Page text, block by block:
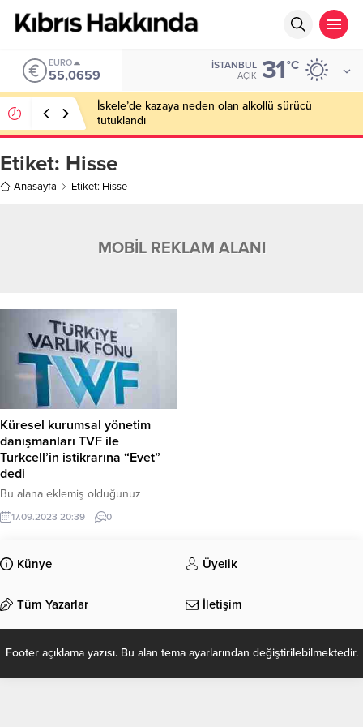
EURO
55,0659
İSTANBUL
AÇIK 31°C
İskele’de kazaya neden olan alkollü sürücü
tutuklandı
Etiket: Hisse
Anasayfa Etiket: Hisse
MOBİL REKLAM ALANI
Küresel kurumsal yönetim
danışmanları TVF ile
Turkcell’in istikrarına “Evet”
dedi
Bu alana eklemiş olduğunuz
haberle ilgili kısa bir özet bilgisi
ekleyebilirsiniz. Bu metin yazı
bölümünden eklenebilir. Özet
eklenmişse başlık altında kalın
eklenmemişse bu alan boş kalır.
17.09.2023 20:39 0
Künye Üyelik
Tüm Yazarlar İletişim
Footer açıklama yazısı. Bu alan tema ayarlarından değiştirilebilmektedir.